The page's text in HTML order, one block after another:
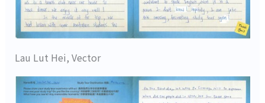
Lau Lut Hei, Vector